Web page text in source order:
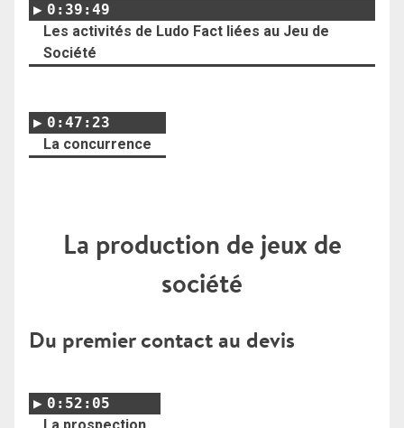
0:39:49
Les activités de Ludo Fact liées au Jeu de
Société
0:47:23
La concurrence
La production de jeux de
société
Du premier contact au devis
0:52:05